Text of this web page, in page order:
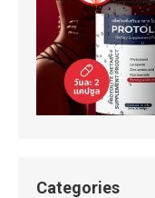
Categories